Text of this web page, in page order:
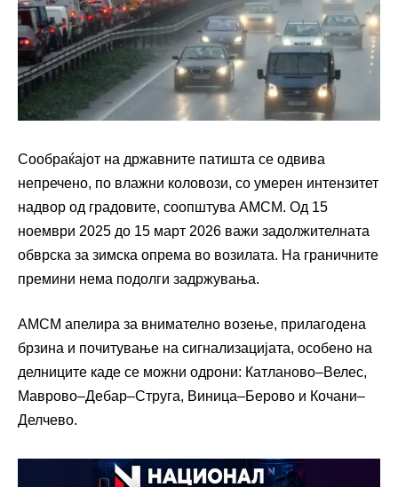
Сообраќајот на државните патишта се одвива
непречено, по влажни коловози, со умерен интензитет
надвор од градовите, соопштува АМСМ. Од 15
ноември 2025 до 15 март 2026 важи задолжителната
обврска за зимска опрема во возилата. На граничните
премини нема подолги задржувања.
АМСМ апелира за внимателно возење, прилагодена
брзина и почитување на сигнализацијата, особено на
делниците каде се можни одрони: Катланово–Велес,
Маврово–Дебар–Струга, Виница–Берово и Кочани–
Делчево.